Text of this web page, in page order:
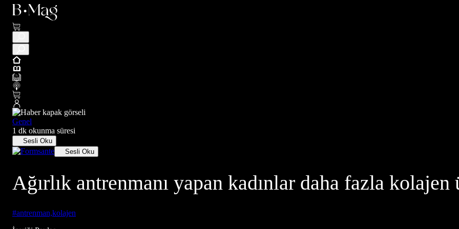
Genel
1 dk okunma süresi
Sesli Oku
Sesli Oku
Ağırlık antrenmanı yapan kadınlar daha fazla
#antrenman,kolajen